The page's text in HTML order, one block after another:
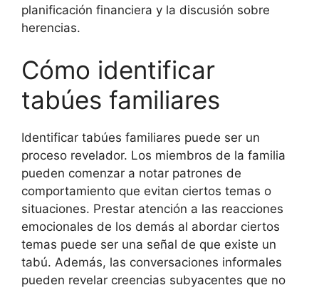
planificación financiera y la discusión sobre
herencias.
Cómo identificar
tabúes familiares
Identificar tabúes familiares puede ser un
proceso revelador. Los miembros de la familia
pueden comenzar a notar patrones de
comportamiento que evitan ciertos temas o
situaciones. Prestar atención a las reacciones
emocionales de los demás al abordar ciertos
temas puede ser una señal de que existe un
tabú. Además, las conversaciones informales
pueden revelar creencias subyacentes que no